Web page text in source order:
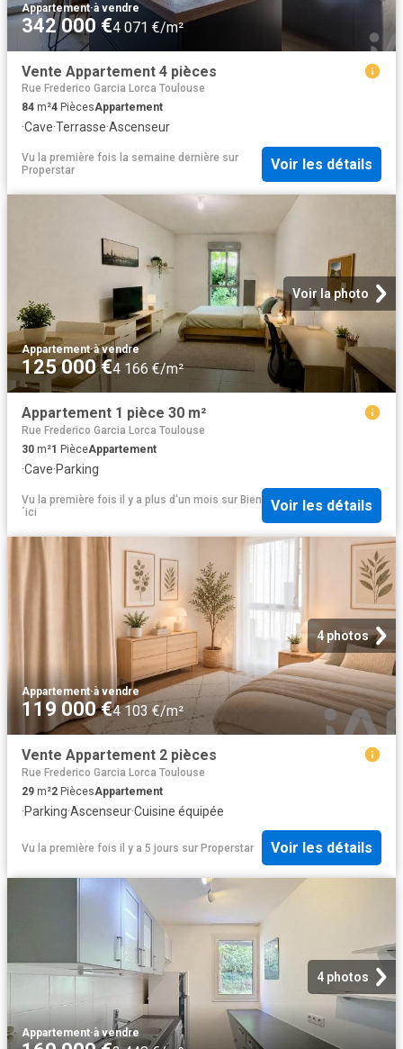
Appartement·à vendre
342 000 €4 071 €/m²
Vente Appartement 4 pièces
Rue Frederico Garcia Lorca Toulouse
84 m²4 PiècesAppartement
·Cave·Terrasse·Ascenseur
Vu la première fois la semaine dernière sur
Properstar
Voir les détails
Voir la photo
Appartement·à vendre
125 000 €4 166 €/m²
Appartement 1 pièce 30 m²
Rue Frederico Garcia Lorca Toulouse
30 m²1 PièceAppartement
·Cave·Parking
Vu la première fois il y a plus d'un mois sur Bien
´ici
Voir les détails
4 photos
Appartement·à vendre
119 000 €4 103 €/m²
Vente Appartement 2 pièces
Rue Frederico Garcia Lorca Toulouse
29 m²2 PiècesAppartement
·Parking·Ascenseur·Cuisine équipée
Vu la première fois il y a 5 jours sur Properstar Voir les détails
4 photos
Appartement·à vendre